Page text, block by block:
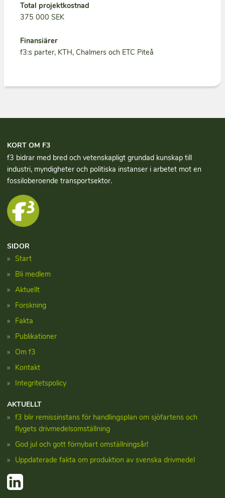
Total projektkostnad
375 000 SEK
Finansiärer
f3:s parter, KTH, Chalmers och ETC Piteå
KORT OM F3
f3 bidrar med bred och vetenskapligt grundad kun­skap till
industri, myndigheter och politiska instanser i arbetet mot en
fossiloberoende transportsektor.
SIDOR
Start
Bli medlem
Aktuellt
Forskning
Fakta
Publikationer
Om f3
Kontakt
Integritetspolicy
AKTUELLT
f3 blir remissinstans för handlingsplan om sjöfartens och
flygets drivmedelsomställning
God jul och gott förnybart omställningsår!
Uppdaterade fakta om produktion av svenska drivmedel